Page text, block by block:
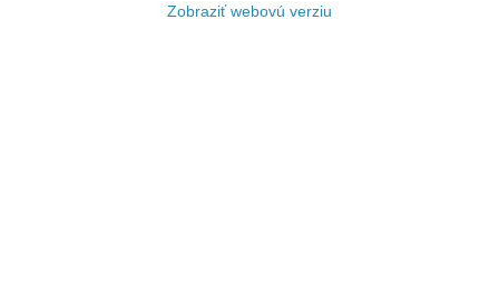
Zobraziť webovú verziu